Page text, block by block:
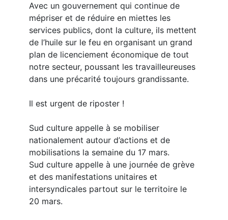
Avec un gouvernement qui continue de
mépriser et de réduire en miettes les
services publics, dont la culture, ils mettent
de l’huile sur le feu en organisant un grand
plan de licenciement économique de tout
notre secteur, poussant les travailleureuses
dans une précarité toujours grandissante.
Il est urgent de riposter !
Sud culture appelle à se mobiliser
nationalement autour d’actions et de
mobilisations la semaine du 17 mars.
Sud culture appelle à une journée de grève
et des manifestations unitaires et
intersyndicales partout sur le territoire le
20 mars.